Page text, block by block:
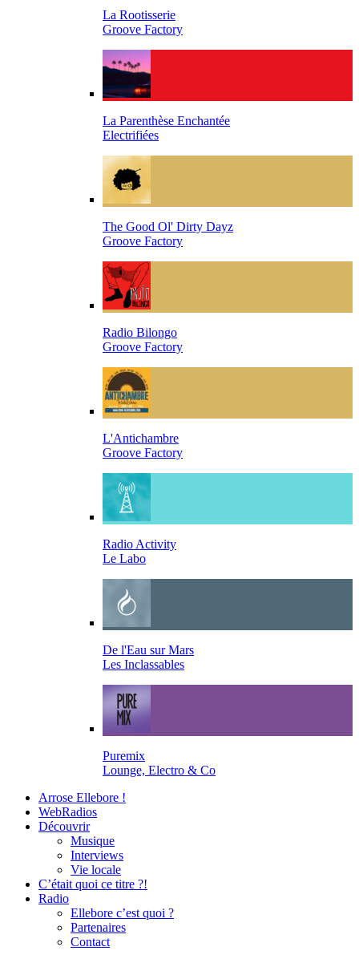
La Rootisserie
Groove Factory
La Parenthèse Enchantée
Electrifiées
The Good Ol' Dirty Dayz
Groove Factory
Radio Bilongo
Groove Factory
L'Antichambre
Groove Factory
Radio Activity
Le Labo
De l'Eau sur Mars
Les Inclassables
Puremix
Lounge, Electro & Co
Arrose Ellebore !
WebRadios
Découvrir
Musique
Interviews
Vie locale
C’était quoi ce titre ?!
Radio
Ellebore c’est quoi ?
Partenaires
Contact